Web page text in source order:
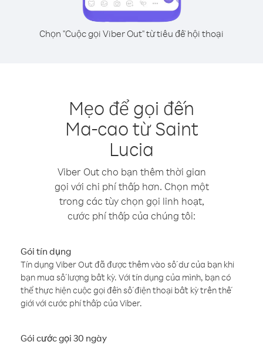
Chọn "Cuộc gọi Viber Out" từ tiêu đề hội thoại
Mẹo để gọi đến
Ma-cao từ Saint
Lucia
Viber Out cho bạn thêm thời gian
gọi với chi phí thấp hơn. Chọn một
trong các tùy chọn gọi linh hoạt,
cước phí thấp của chúng tôi:
Gói tín dụng
Tín dụng Viber Out đã được thêm vào số dư của bạn khi
bạn mua số lượng bất kỳ. Với tín dụng của mình, bạn có
thể thực hiện cuộc gọi đến số điện thoại bất kỳ trên thế
giới với cước phí thấp của Viber.
Gói cước gọi 30 ngày